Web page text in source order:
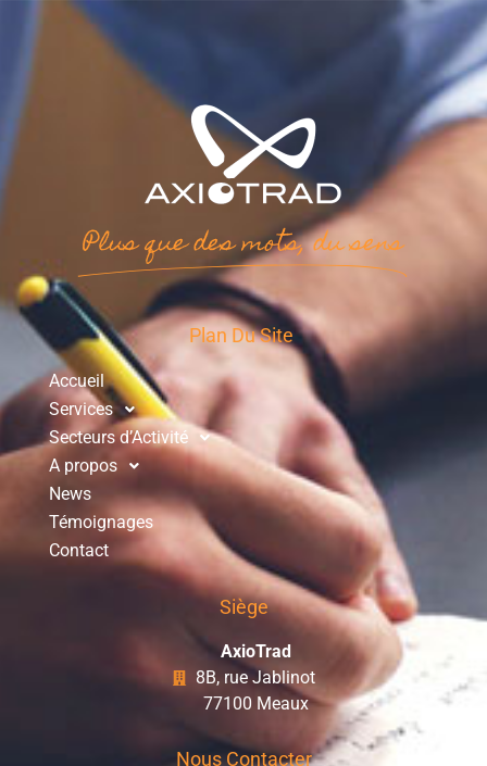
Plus que des mots, du sens
Plan Du Site
Accueil
Services
Secteurs d’Activité
A propos
News
Témoignages
Contact
Siège
AxioTrad
8B, rue Jablinot
77100 Meaux
Nous Contacter